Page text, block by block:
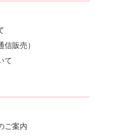
販売）
て
ご案内